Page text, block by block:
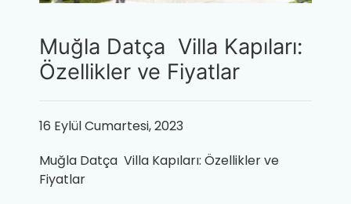
Muğla Datça Villa Kapıları:
Özellikler ve Fiyatlar
16 Eylül Cumartesi, 2023
Muğla Datça Villa Kapıları: Özellikler ve
Fiyatlar